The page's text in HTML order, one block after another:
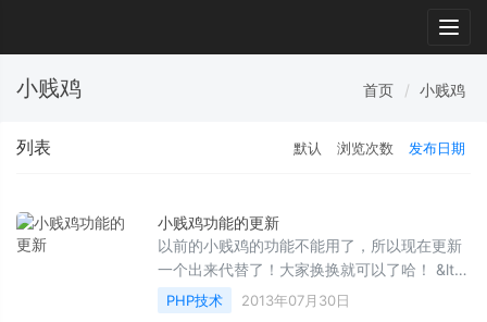
小贱鸡 首页 小贱鸡
列表 默认 浏览次数 发布日期
小贱鸡功能的更新
以前的小贱鸡的功能不能用了，所以现在更新
一个出来代替了！大家换换就可以了哈！ &lt;?
php //转载注明:http://www.widuu.com
function sim...
PHP技术 2013年07月30日